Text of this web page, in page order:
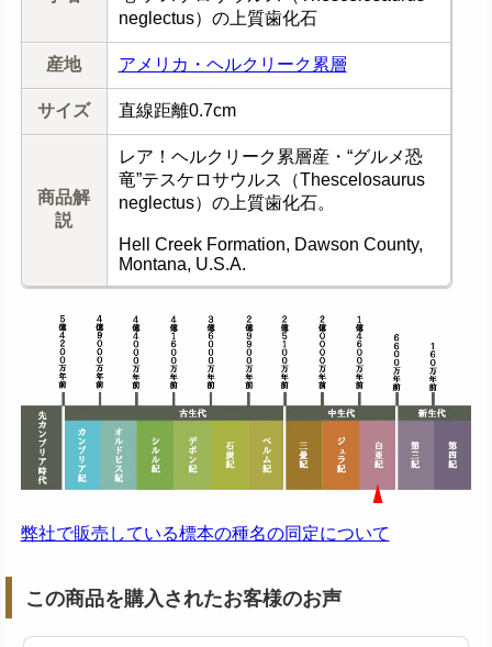
neglectus）の上質歯化石
産地 アメリカ・ヘルクリーク累層
サイズ 直線距離0.7cm
商品解
説
レア！ヘルクリーク累層産・“グルメ恐
竜”テスケロサウルス（Thescelosaurus
neglectus）の上質歯化石。
Hell Creek Formation, Dawson County,
Montana, U.S.A.
弊社で販売している標本の種名の同定について
この商品を購入されたお客様のお声